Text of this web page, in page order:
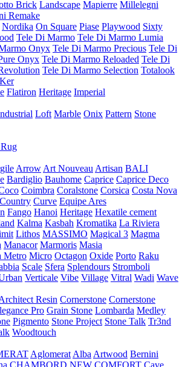
Brick Landscape Mapierre Millelegni
Remake
Nordika On Square Piase Playwood Sixty
Tele Di Marmo Tele Di Marmo Lumia
Onyx Tele Di Marmo Precious Tele Di
Onyx Tele Di Marmo Reloaded Tele Di
Tele Di Marmo Selection Totalook
Flatiron Heritage Imperial
Loft Marble Onix Pattern Stone
Arrow Art Nouveau Artisan BALI
Bardiglio Bauhome Caprice Caprice Deco
Coimbra Coralstone Corsica Costa Nova
Country Curve Equipe Ares
Fango Hanoi Heritage Hexatile cement
Kalma Kasbah Kromatika La Riviera
Lithos MASSIMO Magical 3 Magma
Manacor Marmoris Masia
Metro Micro Octagon Oxide Porto Raku
Scale Sfera Splendours Stromboli
Verticale Vibe Village Vitral Wadi Wave
Resin Cornerstone Cornerstone
Pro Grain Stone Lombarda Medley
Pigmento Stone Project Stone Talk Tr3nd
Woodtouch
Aglomerat Alba Artwood Bernini